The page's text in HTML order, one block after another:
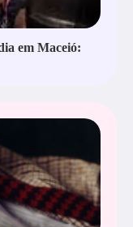
em Maceió: